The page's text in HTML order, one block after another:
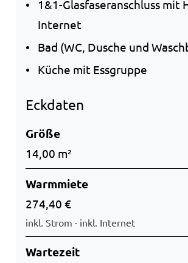
1&1-Glasfaseranschluss mit
Internet
Bad (WC, Dusche und
Küche mit Essgruppe
Eckdaten
Größe
14,00 m²
Warmmiete
274,40 €
inkl. Strom · inkl. Internet
Wartezeit